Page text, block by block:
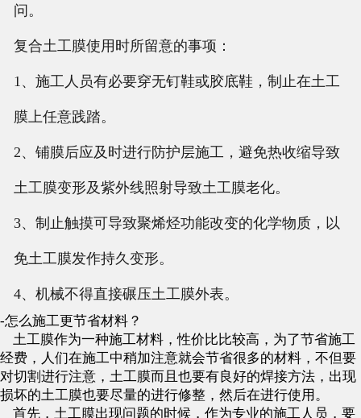
问。
复合土工膜使用时所留意的事项：
1、施工人员有必要穿无钉鞋或胶底鞋，制止在土工
膜上任意践踏。
2、铺膜后应及时进行防护层施工，避免热收缩导致
土工膜变形及紫外线照射导致土工膜老化。
3、制止触摸可导致聚烯烃功能改变的化学物质，以
免土工膜发作持久变形。
4、机械不得直接碾压土工膜外表。
-怎么施工更节省材料？
土工膜作为一种施工材料，性价比比较高，为了节省施工
经费，人们在施工中稍加注意就会节省很多的材料，不但要
对切割进行注意，土工膜而且也要有良好的焊接方法，出现
损坏的土工膜也要尽量的进行修整，然后在进行使用。
首先，土工膜出现问题的时候，作为专业的施工人员，要